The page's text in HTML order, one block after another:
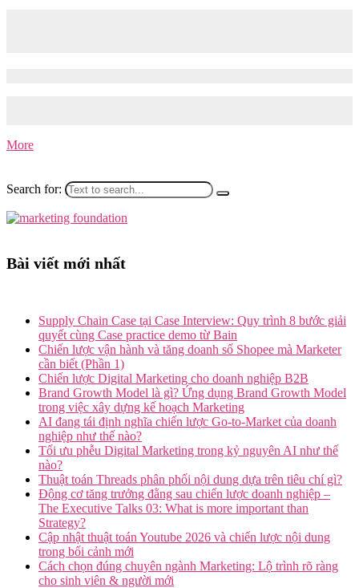
More
Search for:
Bài viết mới nhất
Supply Chain Case tại Case Interview: Quy trình 8 bước giải
quyết cùng Case practice demo từ Bain
Chiến lược vận hành và tăng doanh số Shopee mà Marketer
cần biết (Phần 1)
Chiến lược Digital Marketing cho doanh nghiệp B2B
Brand Growth Model là gì? Ứng dụng Brand Growth Model
trong việc xây dựng kế hoạch Marketing
AI đang tái định nghĩa chiến lược Go-to-Market của doanh
nghiệp như thế nào?
Tối ưu phễu Digital Marketing trong kỷ nguyên AI như thế
nào?
Thuật toán Threads phân phối nội dung dựa trên tiêu chí gì?
Động cơ tăng trưởng đằng sau chiến lược doanh nghiệp –
The Executive Talks 03: What is more important than
Strategy?
Cập nhật thuật toán Youtube 2026 và chiến lược nội dung
trong bối cảnh mới
Cách chọn đúng chuyên ngành Marketing: Lộ trình rõ ràng
cho sinh viên & người mới